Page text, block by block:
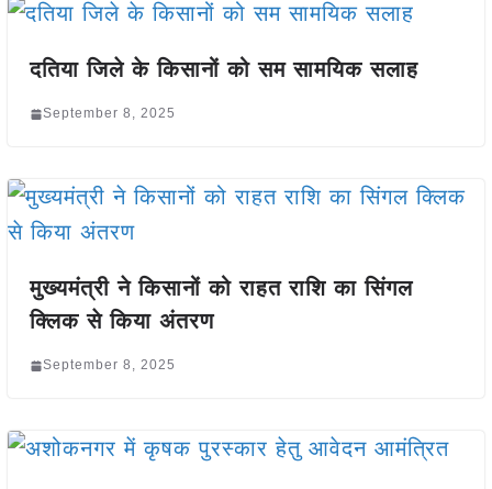
दतिया जिले के किसानों को सम सामयिक सलाह
September 8, 2025
मुख्यमंत्री ने किसानों को राहत राशि का सिंगल
क्लिक से किया अंतरण
September 8, 2025